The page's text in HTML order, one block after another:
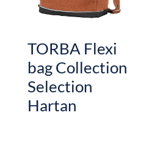
TORBA Flexi
bag Collection
Selection
Hartan